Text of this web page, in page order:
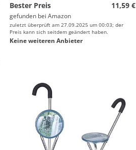
Bester Preis
11,59 €
gefunden bei Amazon
zuletzt überprüft am 27.09.2025 um 00:03; der
Preis kann sich seitdem geändert haben.
Keine weiteren Anbieter